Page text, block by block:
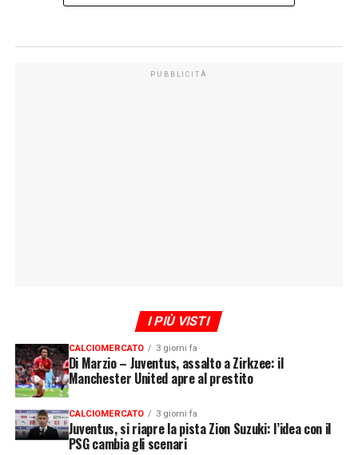
PUBBLICITÀ
I PIÙ VISTI
CALCIOMERCATO 3 giorni fa
Di Marzio – Juventus, assalto a Zirkzee: il
Manchester United apre al prestito
CALCIOMERCATO 3 giorni fa
Juventus, si riapre la pista Zion Suzuki: l’idea con il
PSG cambia gli scenari